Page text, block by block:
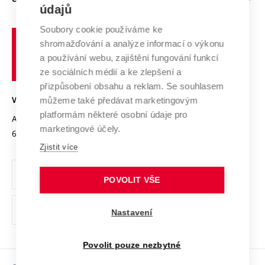
E-přihláška
Systém zajišťování kvality výzkumu
Výzkumné infrastruktury
Transfer znalostí
Open Science
Projekty
Projekty ze strukturálních fondů
Specifický výzkum
Zahraniční spolupráce
Spolupráce se školami
Služby univerzity
Mezinárodní dohody
Univerzitní sítě
Profil univerzity
Udržitelná univerzita
Podnikavá univerzita / ContriBUTe
Bezpečná univerzita
Vyznamenání
Organizační struktura
Ochrana osobních údajů
odkaz)
učení
technické
VYSOKÉ UČENÍ TECHNICKÉ V BRNĚ
Antonínská 548/1
602 00 Brno
www.vut.cz
vut@vutbr.cz
údajů
Soubory cookie používáme ke
shromažďování a analýze informací o výkonu
a používání webu, zajištění fungování funkcí
ze sociálních médií a ke zlepšení a
přizpůsobení obsahu a reklam. Se souhlasem
můžeme také předávat marketingovým
platformám některé osobní údaje pro
marketingové účely.
Zjistit více
POVOLIT VŠE
Nastavení
Povolit pouze nezbytné